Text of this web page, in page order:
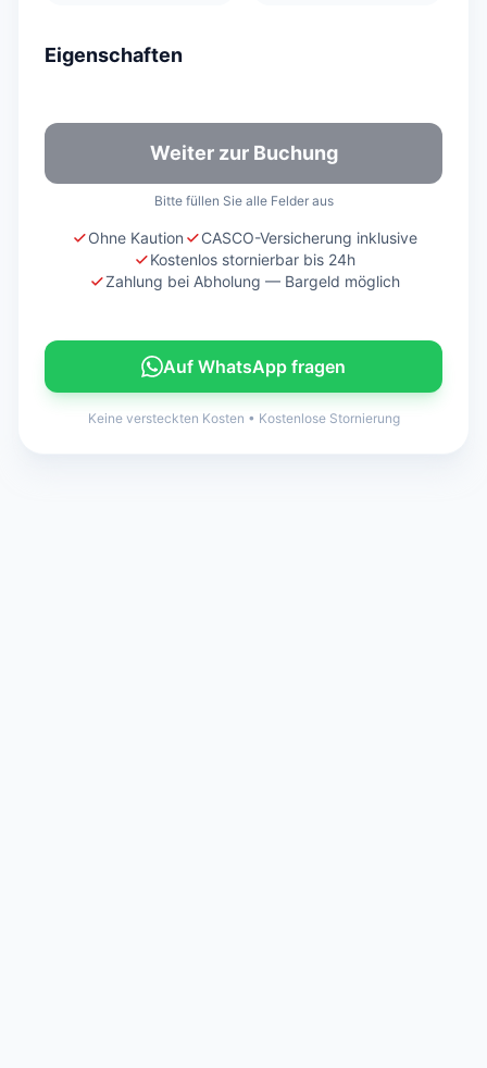
Eigenschaften
Weiter zur Buchung
Bitte füllen Sie alle Felder aus
Ohne Kaution
CASCO-Versicherung inklusive
Kostenlos stornierbar bis 24h
Zahlung bei Abholung — Bargeld möglich
Auf WhatsApp fragen
Keine versteckten Kosten • Kostenlose Stornierung